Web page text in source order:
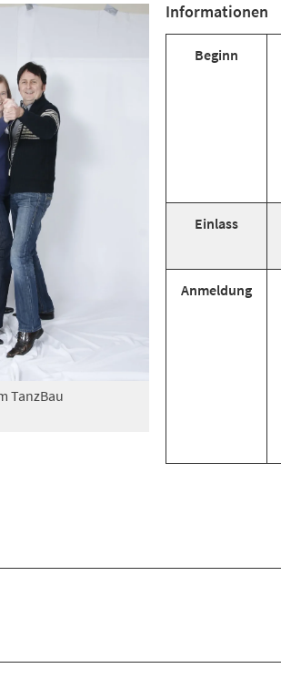
TanzBau
Informationen
Beginn
Einlass
Anmeldung